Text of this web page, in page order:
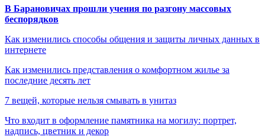
В Барановичах прошли учения по разгону массовых
беспорядков
Как изменились способы общения и защиты личных данных в
интернете
Как изменились представления о комфортном жилье за
последние десять лет
7 вещей, которые нельзя смывать в унитаз
Что входит в оформление памятника на могилу: портрет,
надпись, цветник и декор